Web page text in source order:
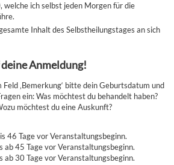
ich selbst jeden Morgen für die
Inhalt des Selbstheilungstages an sich
Anmeldung!
‚Bemerkung‘ bitte dein Geburtsdatum und
ein: Was möchtest du behandelt haben?
möchtest du eine Auskunft?
46 Tage vor Veranstaltungsbeginn.
ab 45 Tage vor Veranstaltungsbeginn.
ab 30 Tage vor Veranstaltungsbeginn.